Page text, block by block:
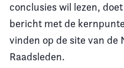
conclusies wil lezen,
bericht met de
vinden op de site van de
Raadsleden.